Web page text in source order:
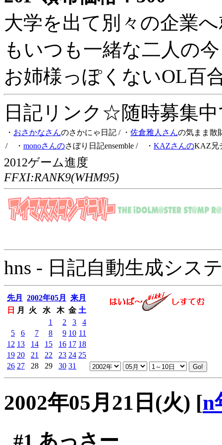
大学を出て別々の企業
もいつも一緒な二人の
お姉様っぽくないOL百
日記リンク☆随時募集
・ おさかなさんのさかにゃ日記 / ・ 佐倉雅人さんの気まま散
/ ・ monoさんのさぼり日記ensemble / ・ KAZさんのKAZ兄
2012ゲーム進度
FFXI:RANK9(WHM95)
hns - 日記自動生成シス
先月 2002年05月
来月
日
月 火 水 木 金 土
1
2 3
4
5
6 7 8 9 10 11
12 13 14 15 16 17 18
19 20 21 22 23 24 25
26 27 28 29 30 31
2002年05月21日(火) [n